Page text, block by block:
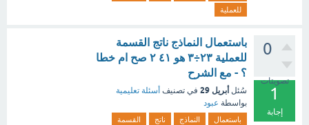
للعملية
0
تصويتات
1
إجابة
باستعمال النماذج ناتج القسمة
للعملية ٢٣÷٣ هو ٤١ ٢ صح ام خطا
؟ - مع الشرح
سُئل أبريل 29 في تصنيف أسئلة تعليمية
بواسطة عبود
باستعمال النماذج ناتج
القسمة